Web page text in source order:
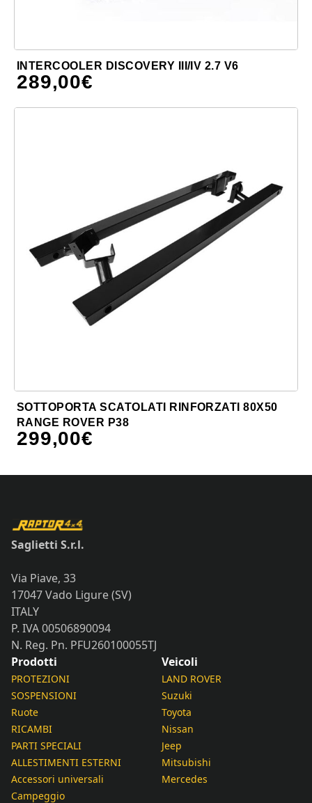
INTERCOOLER DISCOVERY III/IV 2.7 V6
289,00€
SOTTOPORTA SCATOLATI RINFORZATI 80X50
RANGE ROVER P38
299,00€
Saglietti S.r.l.
Via Piave, 33
17047 Vado Ligure (SV)
ITALY
P. IVA 00506890094
N. Reg. Pn. PFU260100055TJ
Prodotti
PROTEZIONI
SOSPENSIONI
Ruote
RICAMBI
PARTI SPECIALI
ALLESTIMENTI ESTERNI
Accessori universali
Campeggio
Veicoli
LAND ROVER
Suzuki
Toyota
Nissan
Jeep
Mitsubishi
Mercedes